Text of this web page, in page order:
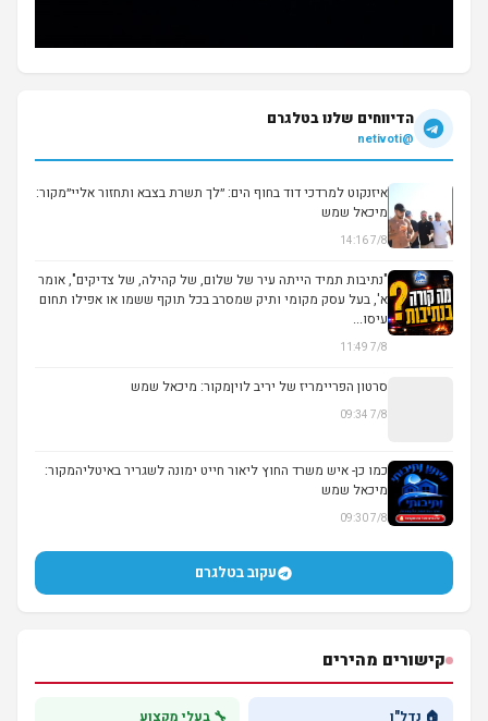
הדיווחים שלנו בטלגרם
@netivoti
איזנקוט למרדכי דוד בחוף הים: ״לך תשרת בצבא ותחזור אליי״מקור:
מיכאל שמש
7/8 14:16
"נתיבות תמיד הייתה עיר של שלום, של קהילה, של צדיקים", אומר
א', בעל עסק מקומי ותיק שמסרב בכל תוקף ששמו או אפילו תחום
עיסו...
7/8 11:49
▶
סרטון הפריימריז של יריב לויןמקור: מיכאל שמש
7/8 09:34
כמו כן- איש משרד החוץ ליאור חייט ימונה לשגריר באיטליהמקור:
מיכאל שמש
7/8 09:30
עקוב בטלגרם
קישורים מהירים